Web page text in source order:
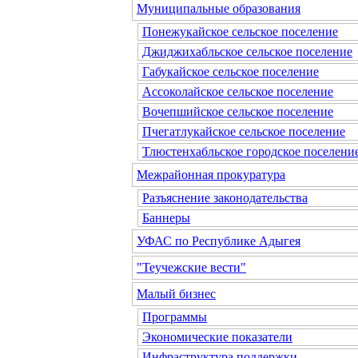
Муниципальные образования
Понежукайское сельское поселение
Джиджихабльское сельское поселение
Габукайское сельское поселение
Ассоколайское сельское поселение
Вочепшийское сельское поселение
Пчегатлукайское сельское поселение
Тлюстенхабльское городское
Межрайонная прокуратура
Разъяснение законодательства
Баннеры
УФАС по Республике Адыгея
"Теучежские вести"
Малый бизнес
Программы
Экономические показатели